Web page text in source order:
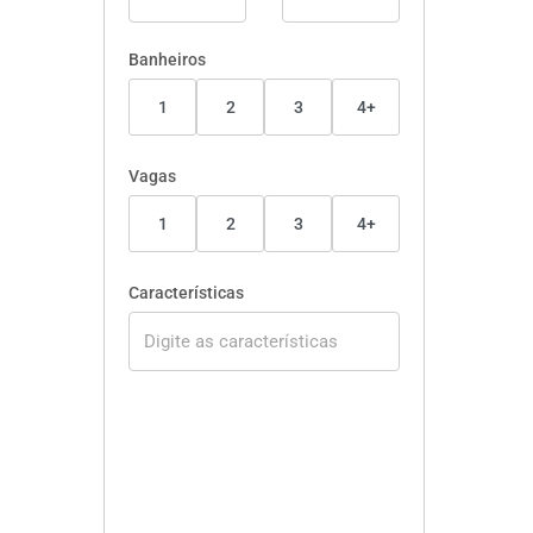
Banheiros
1 2 3 4+
Vagas
1 2 3 4+
Características